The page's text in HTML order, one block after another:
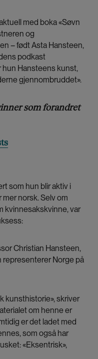
med boka «Søvn
og
– født Asta Hansteen,
podkast
hun Hansteens kunst,
gjennombruddet».
som forandret
som hun blir aktiv i
norsk. Selv om
kvinnesakskvinne, var
Christian Hansteen,
representerer Norge på
kunsthistorie», skriver
om henne er
er det ladet med
som også har
«Eksentrisk»,